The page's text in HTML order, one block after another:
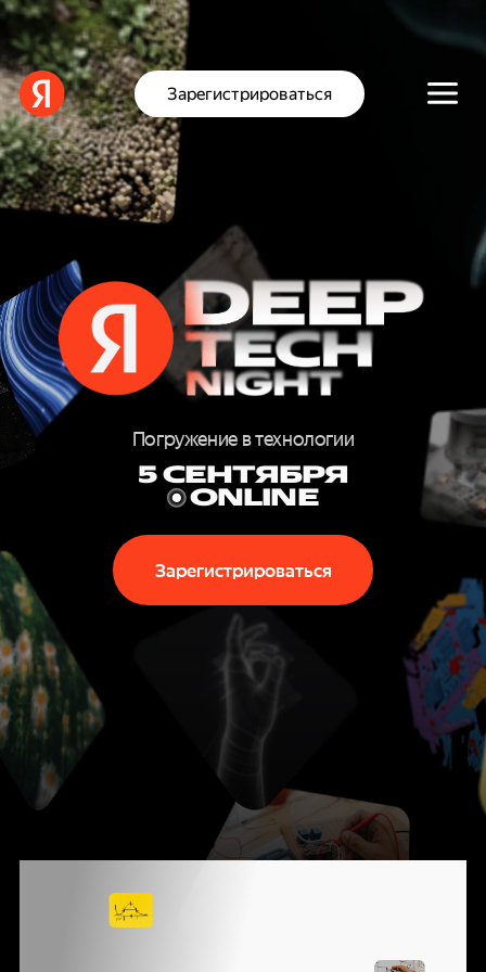
Зарегистрироваться
D
E
E
T
E
C
H
N
I
G
Погружение в технологии
5 СЕНТЯБРЯ
ONLINE
Зарегистрироваться